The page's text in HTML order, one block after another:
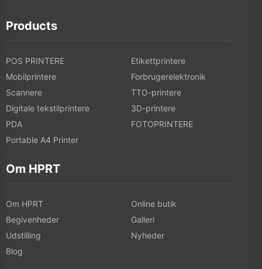
Products
POS PRINTERE
Etikettprintere
Mobilprintere
Forbrugerelektronik
Scannere
TTO-printere
Digitale tekstilprintere
3D-printere
PDA
FOTOPRINTERE
Portable A4 Printer
Om HPRT
Om HPRT
Online butik
Begivenheder
Galleri
Udstilling
Nyheder
Blog